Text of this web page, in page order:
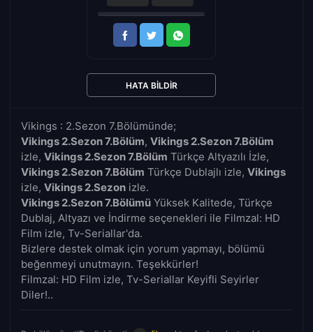
Vikings : 2.Sezon 7.Bölümünde;
Vikings 2.Sezon 7.Bölüm, Vikings 2.Sezon 7.Bölüm
izle, Vikings 2.Sezon 7.Bölüm Türkçe Altyazılı İzle,
Vikings 2.Sezon 7.Bölüm Türkçe Dublajlı izle, Vikings
izle, Vikings 2.Sezon izle.
Vikings 2.Sezon 7.Bölümü Yüksek Kalitede, Türkçe
Dublaj, Altyazı ve İndirme seçenekleri ile Filmzal: HD
Film izle, Tv-Seriallar'da.
Bizlere destek olmak için yorum yapmayı, bölümü
beğenmeyi unutmayın. Teşekkürler!
Filmzal: HD Film izle, Tv-Seriallar Keyifli Seyirler
Diler!..
HATA BILDIR